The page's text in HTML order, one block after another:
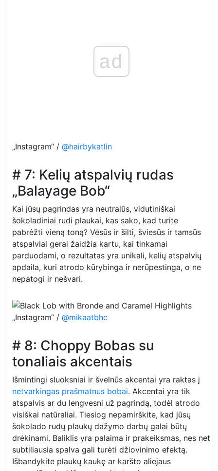
ad
„Instagram“ / @hairbykatlin
# 7: Kelių atspalvių rudas
„Balayage Bob“
Kai jūsų pagrindas yra neutralūs, vidutiniškai
šokoladiniai rudi plaukai, kas sako, kad turite
pabrėžti vieną toną? Vėsūs ir šilti, šviesūs ir tamsūs
atspalviai gerai žaidžia kartu, kai tinkamai
parduodami, o rezultatas yra unikali, kelių atspalvių
apdaila, kuri atrodo kūrybinga ir nerūpestinga, o ne
nepatogi ir nešvari.
„Instagram“ / @mikaatbhc
# 8: Choppy Bobas su
tonaliais akcentais
Išmintingi sluoksniai ir švelnūs akcentai yra raktas į
netvarkingas prašmatnus bobai. Akcentai yra tik
atspalvis ar du lengvesni už pagrindą, todėl atrodo
visiškai natūraliai. Tiesiog nepamirškite, kad jūsų
šokolado rudų plaukų dažymo darbų galai būtų
drėkinami. Baliklis yra palaima ir prakeiksmas, nes net
subtiliausia spalva gali turėti džiovinimo efektą.
Išbandykite plaukų kaukę ar karšto aliejaus